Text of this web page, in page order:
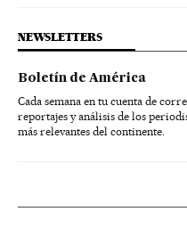
NEWSLETTERS
Boletín de América
Cada semana en tu cuenta de
reportajes y análisis de los
más relevantes del continente.